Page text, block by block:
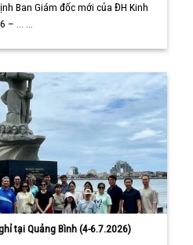
Ban Giám đốc mới của ĐH Kinh
– ... ...
tại Quảng Bình (4-6.7.2026)